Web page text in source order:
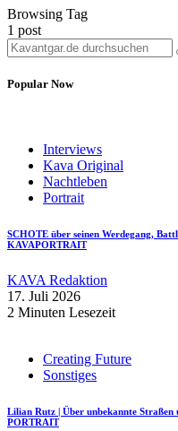
Browsing Tag
1 post
Popular Now
Interviews
Kava Original
Nachtleben
Portrait
SCHOTE über seinen Werdegang,
KAVAPORTRAIT
KAVA Redaktion
17. Juli 2026
2 Minuten Lesezeit
Creating Future
Sonstiges
Lilian Rutz | Über unbekannte
PORTRAIT